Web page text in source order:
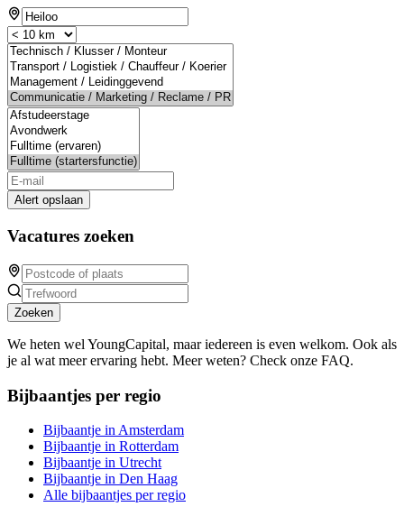
Alert opslaan
Vacatures zoeken
Zoeken
We heten wel YoungCapital, maar iedereen is even welkom. Ook als
je al wat meer ervaring hebt. Meer weten? Check onze FAQ.
Bijbaantjes per regio
Bijbaantje in Amsterdam
Bijbaantje in Rotterdam
Bijbaantje in Utrecht
Bijbaantje in Den Haag
Alle bijbaantjes per regio